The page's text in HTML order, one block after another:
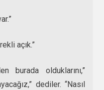
açık.”
burada olduklarını,”
dediler. “Nasıl